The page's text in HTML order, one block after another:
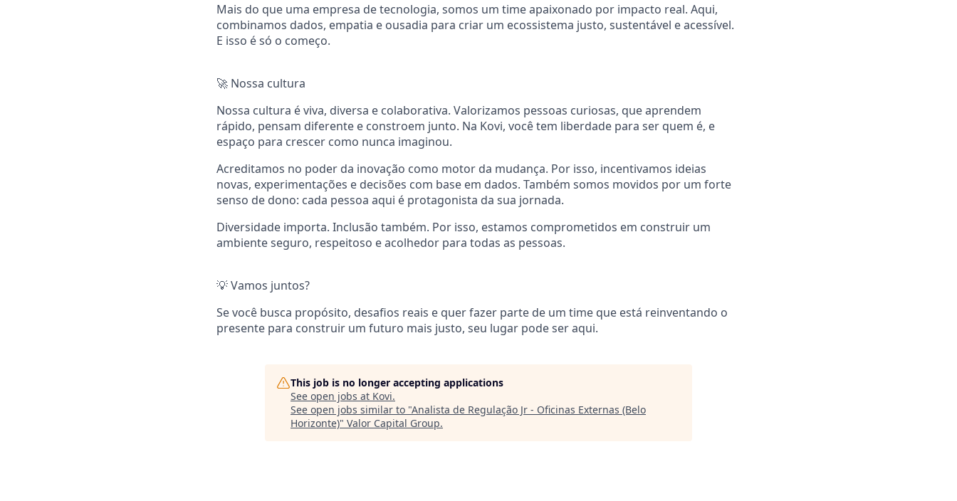
Mais do que uma empresa de tecnologia, somos um time apaixonado por impacto real. Aqui,
combinamos dados, empatia e ousadia para criar um ecossistema justo, sustentável e acessível.
E isso é só o começo.
🚀 Nossa cultura
Nossa cultura é viva, diversa e colaborativa. Valorizamos pessoas curiosas, que aprendem
rápido, pensam diferente e constroem junto. Na Kovi, você tem liberdade para ser quem é, e
espaço para crescer como nunca imaginou.
Acreditamos no poder da inovação como motor da mudança. Por isso, incentivamos ideias
novas, experimentações e decisões com base em dados. Também somos movidos por um forte
senso de dono: cada pessoa aqui é protagonista da sua jornada.
Diversidade importa. Inclusão também. Por isso, estamos comprometidos em construir um
ambiente seguro, respeitoso e acolhedor para todas as pessoas.
💡 Vamos juntos?
Se você busca propósito, desafios reais e quer fazer parte de um time que está reinventando o
presente para construir um futuro mais justo, seu lugar pode ser aqui.
This job is no longer accepting applications
See open jobs at Kovi.
See open jobs similar to "Analista de Regulação Jr - Oficinas Externas (Belo
Horizonte)" Valor Capital Group.